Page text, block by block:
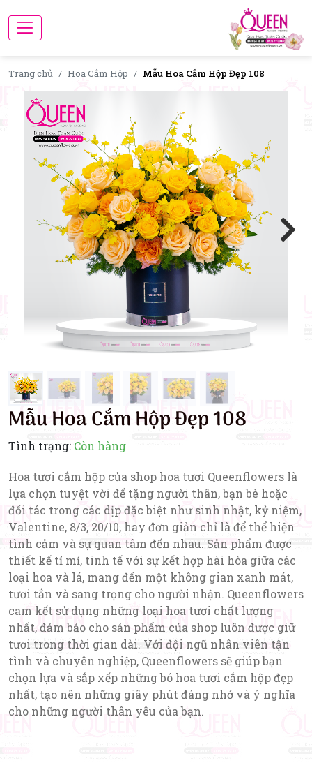
Trang chủ Hoa Cắm Hộp Mẫu Hoa Cắm Hộp Đẹp 108
Mẫu Hoa Cắm Hộp Đẹp 108
Tình trạng: Còn hàng
Hoa tươi cắm hộp của shop hoa tươi Queenflowers là
lựa chọn tuyệt vời để tặng người thân, bạn bè hoặc
đối tác trong các dịp đặc biệt như sinh nhật, kỷ niệm,
Valentine, 8/3, 20/10, hay đơn giản chỉ là để thể hiện
tình cảm và sự quan tâm đến nhau. Sản phẩm được
thiết kế tỉ mỉ, tinh tế với sự kết hợp hài hòa giữa các
loại hoa và lá, mang đến một không gian xanh mát,
tươi tắn và sang trọng cho người nhận. Queenflowers
cam kết sử dụng những loại hoa tươi chất lượng
nhất, đảm bảo cho sản phẩm của shop luôn được giữ
tươi trong thời gian dài. Với đội ngũ nhân viên tận
tình và chuyên nghiệp, Queenflowers sẽ giúp bạn
chọn lựa và sắp xếp những bó hoa tươi cắm hộp đẹp
nhất, tạo nên những giây phút đáng nhớ và ý nghĩa
cho những người thân yêu của bạn.